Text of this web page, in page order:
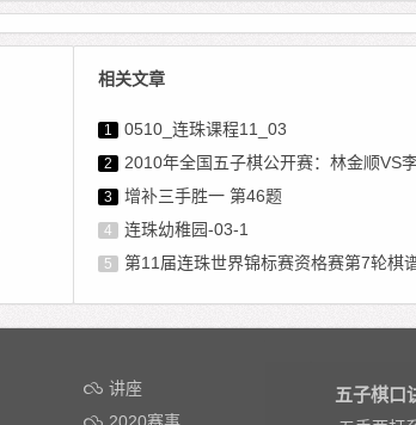
相关文章
1 0510_连珠课程11_03
2 2010年全国五子棋公开赛：林金顺VS
3 增补三手胜一 第46题
4 连珠幼稚园-03-1
5 第11届连珠世界锦标赛资格赛第7轮棋
讲座
五子棋口